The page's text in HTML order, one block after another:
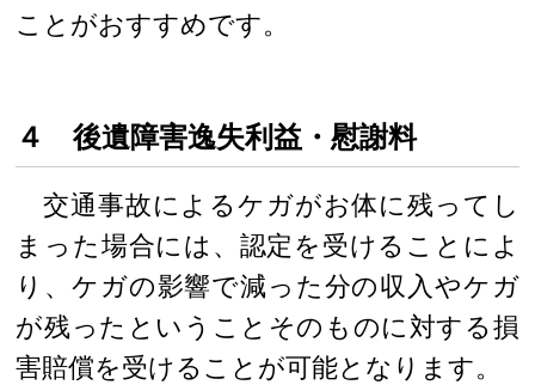
ことがおすすめです。
４ 後遺障害逸失利益・慰謝料
交通事故によるケガがお体に残ってし
まった場合には、認定を受けることによ
り、ケガの影響で減った分の収入やケガ
が残ったということそのものに対する損
害賠償を受けることが可能となります。